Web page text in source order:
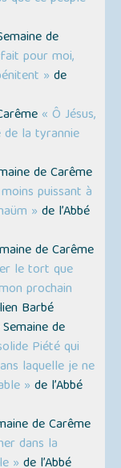
de
pour moi,
» de
« Ô Jésus,
la tyrannie
de Carême
puissant à
» de l’Abbé
de Carême
le tort que
prochain
Barbé
de
Piété qui
laquelle je ne
» de l’Abbé
de Carême
dans la